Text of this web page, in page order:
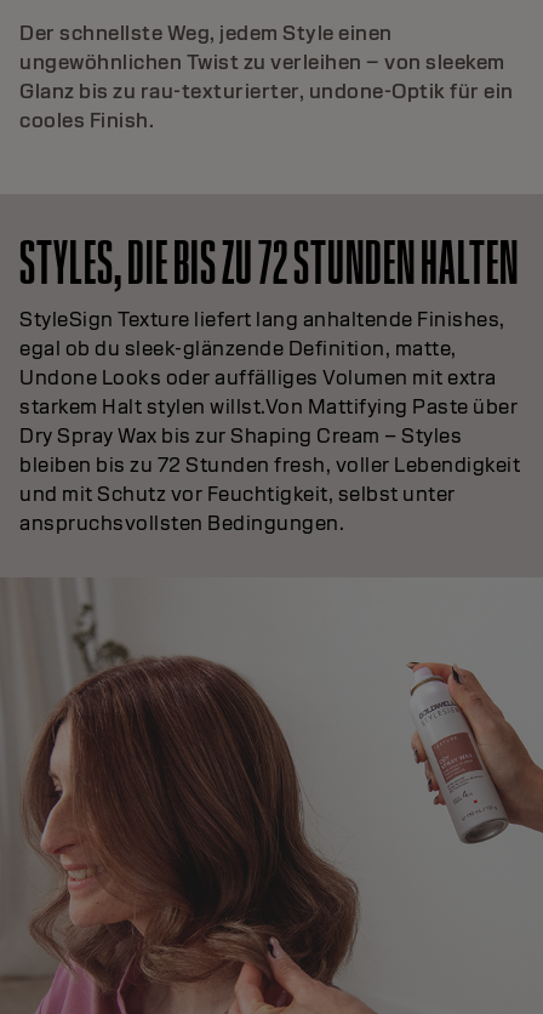
Der schnellste Weg, jedem Style einen
ungewöhnlichen Twist zu verleihen – von sleekem
Glanz bis zu rau-texturierter, undone-Optik für ein
cooles Finish.
STYLES, DIE BIS ZU 72 STUNDEN HALTEN
StyleSign Texture liefert lang anhaltende Finishes,
egal ob du sleek-glänzende Definition, matte,
Undone Looks oder auffälliges Volumen mit extra
starkem Halt stylen willst.Von Mattifying Paste über
Dry Spray Wax bis zur Shaping Cream – Styles
bleiben bis zu 72 Stunden fresh, voller Lebendigkeit
und mit Schutz vor Feuchtigkeit, selbst unter
anspruchsvollsten Bedingungen.